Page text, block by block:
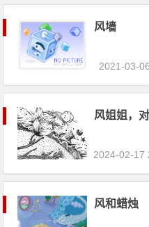
风墙
2021-03-
风姐姐，
2024-02-17
风和蜡烛